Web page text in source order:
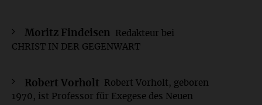
Moritz Findeisen
Redakteur bei
CHRIST IN DER GEGENWART
Robert Vorholt
Robert Vorholt, geboren
1970, ist Professor für Exegese des Neuen